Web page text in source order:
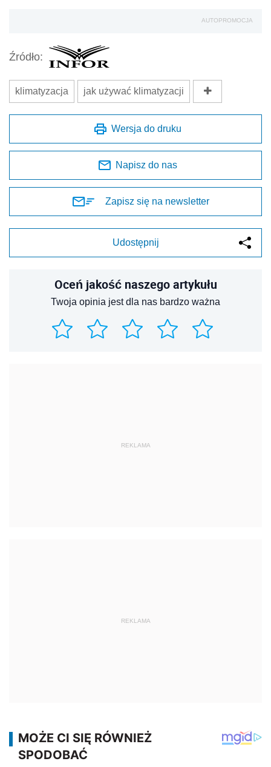
AUTOPROMOCJA
Źródło:
klimatyzacja jak używać klimatyzacji
Wersja do druku
Napisz do nas
Zapisz się na newsletter
Udostępnij
Oceń jakość naszego artykułu
Twoja opinia jest dla nas bardzo ważna
REKLAMA
REKLAMA